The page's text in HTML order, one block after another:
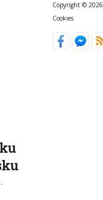
Copyright © 2026
Cookies